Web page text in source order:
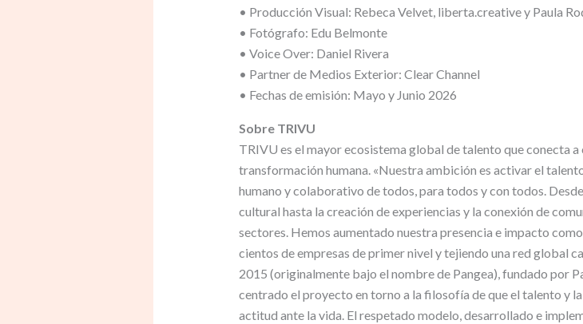
• Producción Visual: Rebeca Velvet, liberta.creative y Paula
• Fotógrafo: Edu Belmonte
• Voice Over: Daniel Rivera
• Partner de Medios Exterior: Clear Channel
• Fechas de emisión: Mayo y Junio 2026
Sobre TRIVU
TRIVU es el mayor ecosistema global de talento que conecta
transformación humana. «Nuestra ambición es activar el
humano y colaborativo de todos, para todos y con todos.
cultural hasta la creación de experiencias y la conexión de
sectores. Hemos aumentado nuestra presencia e impacto
cientos de empresas de primer nivel y tejiendo una red global
2015 (originalmente bajo el nombre de Pangea), fundado por
centrado el proyecto en torno a la filosofía de que el talento y
actitud ante la vida. El respetado modelo, desarrollado e